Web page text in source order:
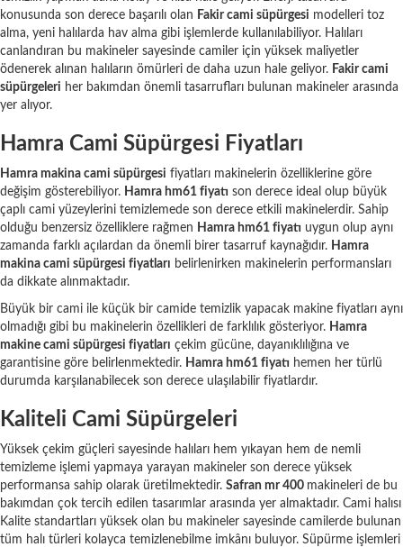
konusunda son derece başarılı olan Fakir cami süpürgesi modelleri toz
alma, yeni halılarda hav alma gibi işlemlerde kullanılabiliyor. Halıları
canlandıran bu makineler sayesinde camiler için yüksek maliyetler
ödenerek alınan halıların ömürleri de daha uzun hale geliyor. Fakir cami
süpürgeleri her bakımdan önemli tasarrufları bulunan makineler arasında
yer alıyor.
Hamra Cami Süpürgesi Fiyatları
Hamra makina cami süpürgesi fiyatları makinelerin özelliklerine göre
değişim gösterebiliyor. Hamra hm61 fiyatı son derece ideal olup büyük
çaplı cami yüzeylerini temizlemede son derece etkili makinelerdir. Sahip
olduğu benzersiz özelliklere rağmen Hamra hm61 fiyatı uygun olup aynı
zamanda farklı açılardan da önemli birer tasarruf kaynağıdır. Hamra
makina cami süpürgesi fiyatları belirlenirken makinelerin performansları
da dikkate alınmaktadır.
Büyük bir cami ile küçük bir camide temizlik yapacak makine fiyatları aynı
olmadığı gibi bu makinelerin özellikleri de farklılık gösteriyor. Hamra
makine cami süpürgesi fiyatları çekim gücüne, dayanıklılığına ve
garantisine göre belirlenmektedir. Hamra hm61 fiyatı hemen her türlü
durumda karşılanabilecek son derece ulaşılabilir fiyatlardır.
Kaliteli Cami Süpürgeleri
Yüksek çekim güçleri sayesinde halıları hem yıkayan hem de nemli
temizleme işlemi yapmaya yarayan makineler son derece yüksek
performansa sahip olarak üretilmektedir. Safran mr 400 makineleri de bu
bakımdan çok tercih edilen tasarımlar arasında yer almaktadır. Cami halısı
Kalite standartları yüksek olan bu makineler sayesinde camilerde bulunan
tüm halı türleri kolayca temizlenebilme imkânı buluyor. Süpürme işlemleri